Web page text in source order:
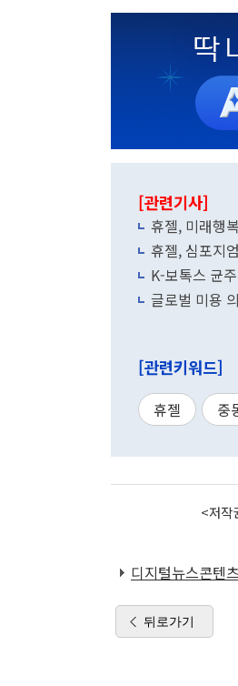
[관련기사]
휴젤, 미래행
휴젤, 심포지
K-보톡스 균
글로벌 미용
[관련키워드]
휴젤 중
<저작
디지털뉴스콘텐
뒤로가기